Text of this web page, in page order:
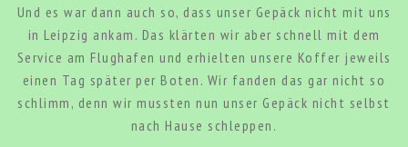
Und es war dann auch so, dass unser Gepäck nicht mit uns
in Leipzig ankam. Das klärten wir aber schnell mit dem
Service am Flughafen und erhielten unsere Koffer jeweils
einen Tag später per Boten. Wir fanden das gar nicht so
schlimm, denn wir mussten nun unser Gepäck nicht selbst
nach Hause schleppen.